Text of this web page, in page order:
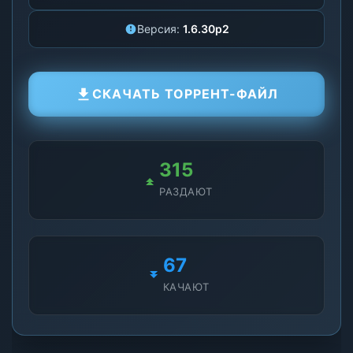
Версия: 1.6.30p2
СКАЧАТЬ ТОРРЕНТ-ФАЙЛ
315
РАЗДАЮТ
67
КАЧАЮТ